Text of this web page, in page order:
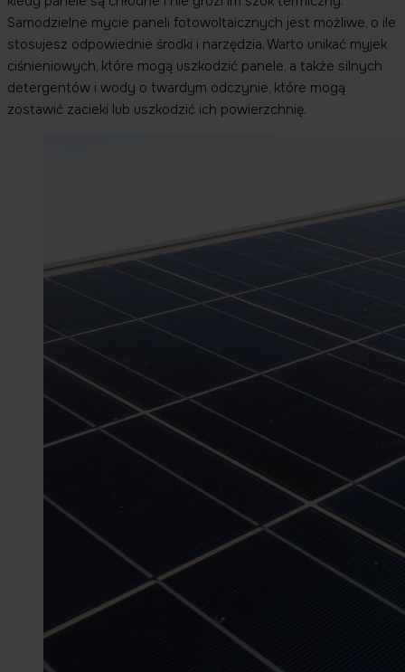
Samodzielne mycie paneli fotowoltaicznych jest możliwe, o ile
stosujesz odpowiednie środki i narzędzia. Warto unikać myjek
ciśnieniowych, które mogą uszkodzić panele, a także silnych
detergentów i wody o twardym odczynie, które mogą
zostawić zacieki lub uszkodzić ich powierzchnię.